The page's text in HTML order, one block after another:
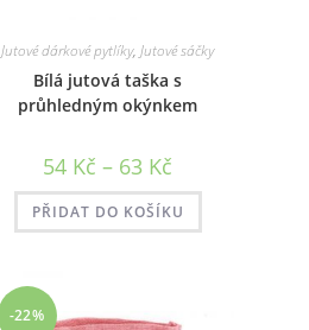
Jutové dárkové pytlíky,Jutové sáčky
Bílá jutová taška s
průhledným okýnkem
54 Kč – 63 Kč
54 Kč
až
63 Kč
PŘIDAT DO KOŠÍKU
-22%